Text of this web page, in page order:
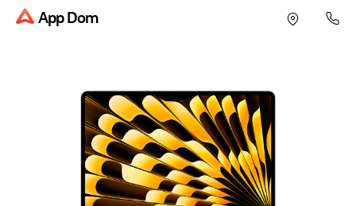
App Dom